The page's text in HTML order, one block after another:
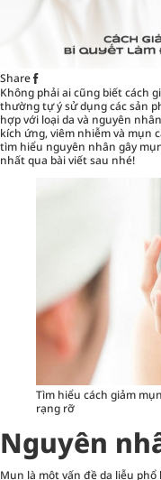
Share
Không phải ai cũng biết cách
thường tự ý sử dụng các sản
hợp với loại da và nguyên
kích ứng, viêm nhiễm và mụn
tìm hiểu nguyên nhân gây
nhất qua bài viết sau nhé!
Tìm hiểu cách giảm
rạng rỡ
Nguyên
Mụn là một vấn đề da liễu